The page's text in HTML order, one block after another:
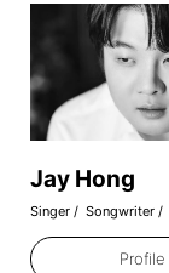
Jay Hong
Singer Songwriter
Profile